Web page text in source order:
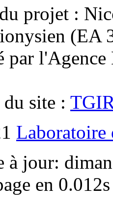
projet :
par l'Agence
site :
Laboratoire
à jour:
en 0.012s